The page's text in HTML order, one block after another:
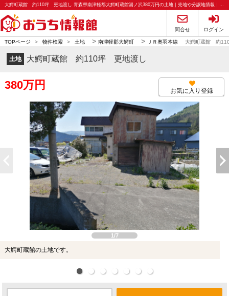
大鰐町蔵館 約110坪 更地渡し 青森県南津軽郡大鰐町蔵館湯ノ沢380万円の土地｜売地や分譲地情報｜おうち情報館
問合せ ログイン
TOPページ > 物件検索 > 土地 > 南津軽郡大鰐町 > ＪＲ奥羽本線 大鰐町蔵館 約
土地 大鰐町蔵館 約110坪 更地渡し
380万円 お気に入り登録
1/7
大鰐町蔵館の土地です。